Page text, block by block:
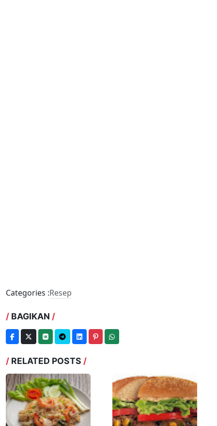
Categories :Resep
/ BAGIKAN /
/ RELATED POSTS /